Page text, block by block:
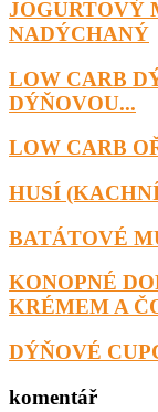
JOGURTOVÝ
NADÝCHANÝ
LOW CARB
DÝŇOVOU...
LOW CARB
HUSÍ
BATÁTOVÉ
KONOPNÉ
KRÉMEM A
DÝŇOVÉ
komentář